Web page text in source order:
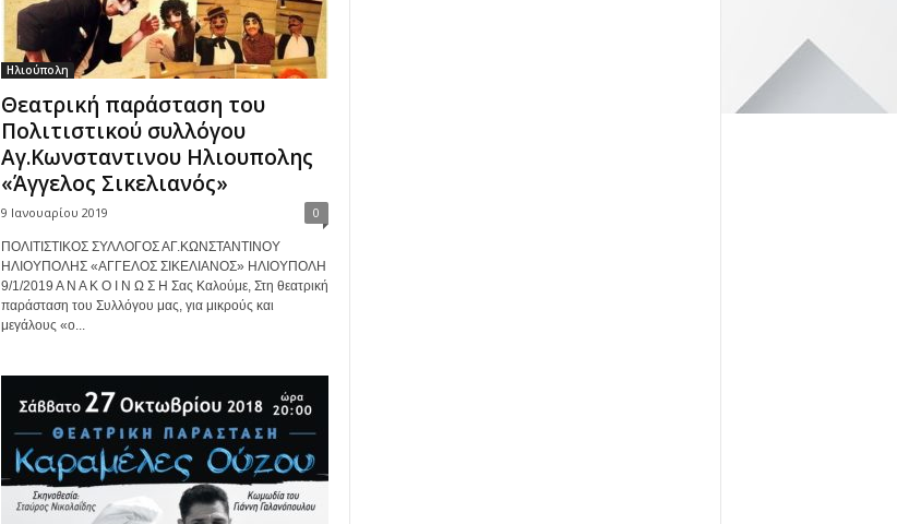
Ηλιούπολη
Θεατρική παράσταση του
Πολιτιστικού συλλόγου
Αγ.Κωνσταντινου Ηλιουπολης
«Άγγελος Σικελιανός»
9 Ιανουαρίου 2019 0
ΠΟΛΙΤΙΣΤΙΚΟΣ ΣΥΛΛΟΓΟΣ ΑΓ.ΚΩΝΣΤΑΝΤΙΝΟΥ
ΗΛΙΟΥΠΟΛΗΣ «ΑΓΓΕΛΟΣ ΣΙΚΕΛΙΑΝΟΣ» ΗΛΙΟΥΠΟΛΗ
9/1/2019 Α Ν Α Κ Ο Ι Ν Ω Σ Η Σας Καλούμε, Στη θεατρική
παράσταση του Συλλόγου μας, για μικρούς και
μεγάλους «ο...